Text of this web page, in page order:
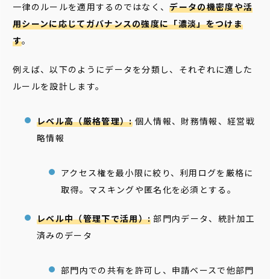
一律のルールを適用するのではなく、データの機密度や活
用シーンに応じてガバナンスの強度に「濃淡」をつけま
す。
例えば、以下のようにデータを分類し、それぞれに適した
ルールを設計します。
レベル高（厳格管理）:個人情報、財務情報、経営戦
略情報
アクセス権を最小限に絞り、利用ログを厳格に
取得。マスキングや匿名化を必須とする。
レベル中（管理下で活用）: 部門内データ、統計加工
済みのデータ
部門内での共有を許可し、申請ベースで他部門